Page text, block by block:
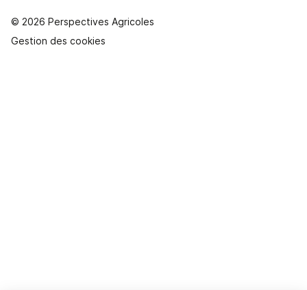
© 2026 Perspectives Agricoles
Gestion des cookies